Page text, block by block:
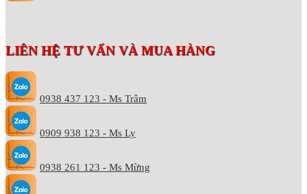
LIÊN HỆ TƯ VẤN VÀ MUA HÀNG
0938 437 123 - Ms Trâm
0909 938 123 - Ms Ly
0938 261 123 - Ms Mừng